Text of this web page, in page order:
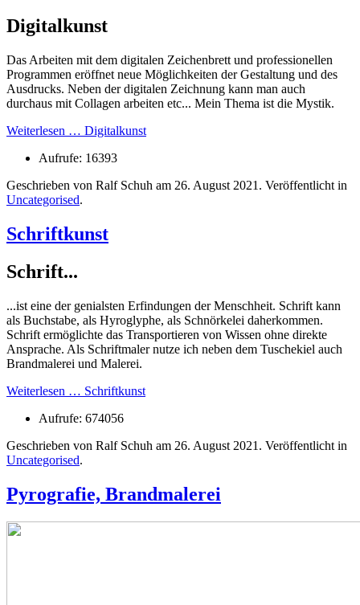
Digitalkunst
Das Arbeiten mit dem digitalen Zeichenbrett und professionellen
Programmen eröffnet neue Möglichkeiten der Gestaltung und des
Ausdrucks. Neben der digitalen Zeichnung kann man auch
durchaus mit Collagen arbeiten etc... Mein Thema ist die Mystik.
Weiterlesen … Digitalkunst
Aufrufe: 16393
Geschrieben von Ralf Schuh am 26. August 2021 . Veröffentlicht in
Uncategorised.
Schriftkunst
Schrift...
...ist eine der genialsten Erfindungen der Menschheit. Schrift kann
als Buchstabe, als Hyroglyphe, als Schnörkelei daherkommen.
Schrift ermöglichte das Transportieren von Wissen ohne direkte
Ansprache. Als Schriftmaler nutze ich neben dem Tuschekiel auch
Brandmalerei und Malerei.
Weiterlesen … Schriftkunst
Aufrufe: 674056
Geschrieben von Ralf Schuh am 26. August 2021 . Veröffentlicht in
Uncategorised.
Pyrografie, Brandmalerei